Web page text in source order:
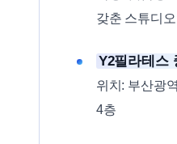
갖춘 스튜디
Y2필라테스
위치: 부산광
4층